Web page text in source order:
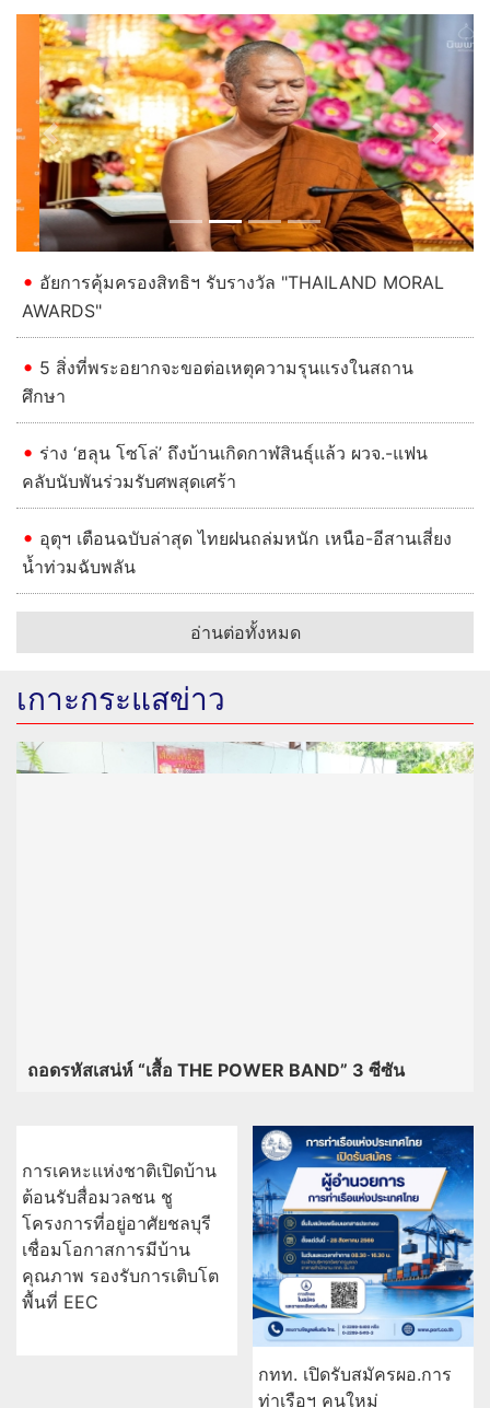
Previous Next
อัยการคุ้มครองสิทธิฯ รับรางวัล "THAILAND MORAL
AWARDS"
5 สิ่งที่พระอยากจะขอต่อเหตุความรุนแรงในสถาน
ศึกษา
ร่าง ‘ฮลุน โซโล่’ ถึงบ้านเกิดกาฬสินธุ์แล้ว ผวจ.-แฟน
คลับนับพันร่วมรับศพสุดเศร้า
อุตุฯ เตือนฉบับล่าสุด ไทยฝนถล่มหนัก เหนือ-อีสานเสี่ยง
น้ำท่วมฉับพลัน
อ่านต่อทั้งหมด
เกาะกระแสข่าว
ถอดรหัสเสน่ห์ “เสื้อ THE POWER BAND” 3 ซีซัน
การเคหะแห่งชาติเปิดบ้าน
กทท. เปิดรับสมัครผอ.การ
ท่าเรือฯ คนใหม่